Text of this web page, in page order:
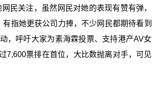
民关注，虽然网民对她的表现有赞有弹，
指她更获公司力捧，不少网民都期待看到
，呼吁大家为素海霖投票、支持港产AV女
7,600票排在首位，大比数抛离对手，可见